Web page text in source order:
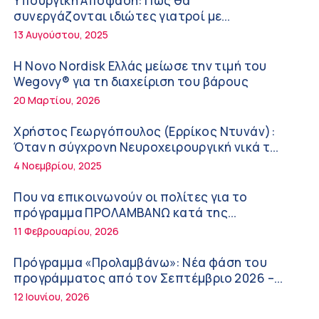
στην υγεία του παιδιού
5:37 πμ
Νικόλαος Παρασκευάς (ΥΓΕΙΑ): Τα
ψηλοτάκουνα παπούτσια εχθρός ή φίλος
των γυναικών;
10:42 πμ
Θεόδωρος Ροκκάς (Ερρίκος Ντυνάν): Η
σημασία των προβιοτικών στη θεραπεία
του συνδρόμου του ευερέθιστου εντέρου
10:21 πμ
Κωνσταντίνος Μηλεούνης (Metropolitan
Hospital): Καλοκαίρι με ασφάλεια – Πρόληψη,
προστασία και κίνδυνοι
10:11 πμ
Νέα δράση 850.000 ευρώ για τη Δημόσια
Υγεία στην Κρήτη – Έμφαση στις
απομακρυσμένες, ορεινές και δυσπρόσιτες
περιοχές
9:21 πμ
συνεργάζονται ιδιώτες γιατροί με
νοσοκομεία του δημοσίου συστήματος
13 Αυγούστου, 2025
Η Novo Nordisk Ελλάς μείωσε την τιμή του
Wegovy® για τη διαχείριση του βάρους
20 Μαρτίου, 2026
Χρήστος Γεωργόπουλος (Ερρίκος Ντυνάν):
Όταν η σύγχρονη Νευροχειρουργική νικά το
φόβο!
4 Νοεμβρίου, 2025
Που να επικοινωνούν οι πολίτες για το
πρόγραμμα ΠΡΟΛΑΜΒΑΝΩ κατά της
παχυσαρκίας
11 Φεβρουαρίου, 2026
Πρόγραμμα «Προλαμβάνω»: Νέα φάση του
προγράμματος από τον Σεπτέμβριο 2026 –
Δωρεάν προληπτικές εξετάσεις έως το 2030
12 Ιουνίου, 2026